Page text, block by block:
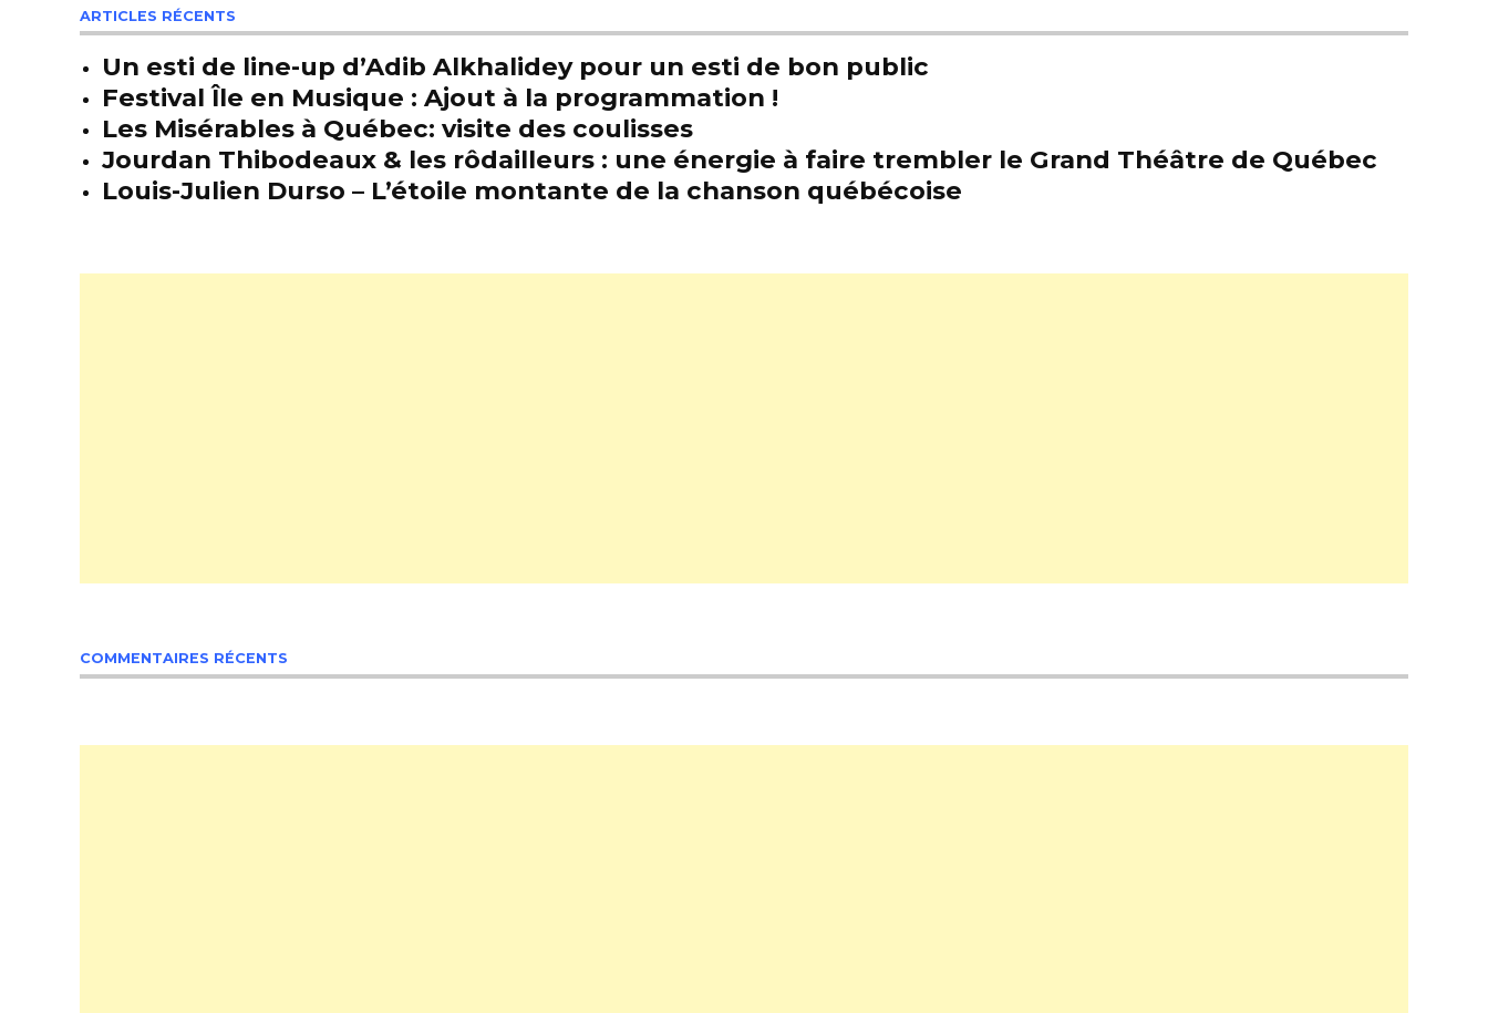
ARTICLES RÉCENTS
Un esti de line-up d’Adib Alkhalidey pour un esti de bon public
Festival Île en Musique : Ajout à la programmation !
Les Misérables à Québec: visite des coulisses
Jourdan Thibodeaux & les rôdailleurs : une énergie à faire trembler le Grand Théâtre de Québec
Louis-Julien Durso – L’étoile montante de la chanson québécoise
COMMENTAIRES RÉCENTS